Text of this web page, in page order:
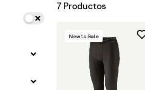
Filtrar por
Características y procesos
Materiales y tejidos
7 Productos
New to Sale